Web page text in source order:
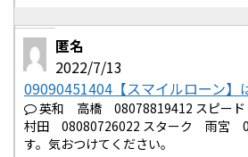
匿名
2022/7/13
09090451404【スマイルローン】
英和 高橋 08078819412 スピー
村田 08080726022 スターク 雨宮
す。気おつけてください。